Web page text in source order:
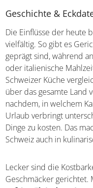
Geschichte &
Die Einflüsse der heute
vielfältig. So gibt es
Einflüssen geprägt sind,
spanische oder
finden sich in der
wenige Klassiker
, die
sind. Vielmehr gibt es je
oder welcher Stadt ihr
unterschiedliche und
Das macht eine Reise